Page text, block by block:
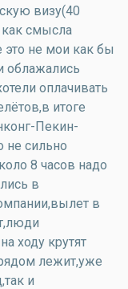
визу(40
как смысла
это не мои как бы
облажались
оплачивать
итоге
Пекин-
не сильно
8 часов надо
в
в
ходу крутят
лежит,уже
и